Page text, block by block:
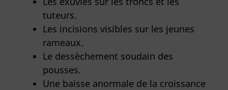
tuteurs.
Les incisions visibles sur les jeunes
rameaux.
Le dessèchement soudain des
pousses.
Une baisse anormale de la croissance